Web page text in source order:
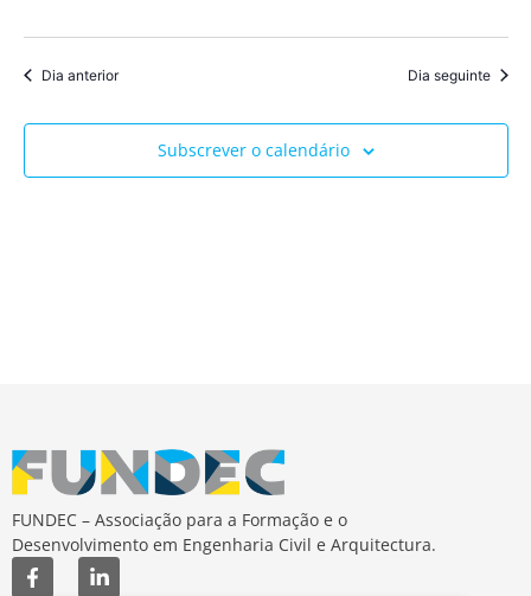
Dia anterior Dia seguinte
Subscrever o calendário
FUNDEC – Associação para a Formação e o
Desenvolvimento em Engenharia Civil e Arquitectura.